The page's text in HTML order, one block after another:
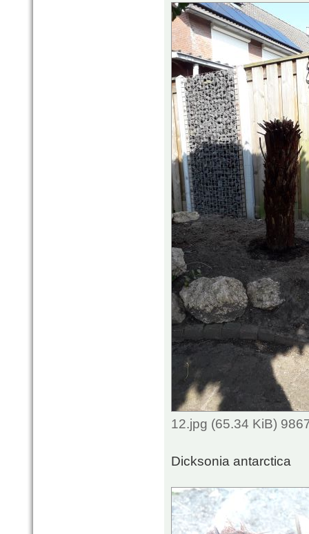
12.jpg (65.34 KiB)
Dicksonia antarctica